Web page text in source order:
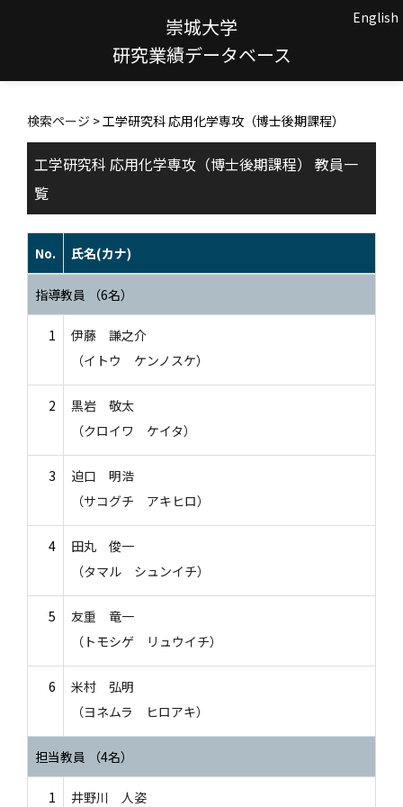
崇城大学
研究業績データベース
English
検索ページ > 工学研究科 応用化学専攻（博士後期課程）
工学研究科 応用化学専攻（博士後期課程） 教員一
覧
No. 氏名(カナ)
指導教員 （6名）
1
伊藤 謙之介
（イトウ ケンノスケ）
2
黒岩 敬太
（クロイワ ケイタ）
3
迫口 明浩
（サコグチ アキヒロ）
4
田丸 俊一
（タマル シュンイチ）
5
友重 竜一
（トモシゲ リュウイチ）
6
米村 弘明
（ヨネムラ ヒロアキ）
担当教員 （4名）
1 井野川 人姿